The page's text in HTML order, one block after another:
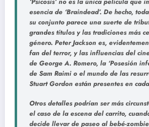
esencia de ‘Braindead’. De hecho,
su conjunto parece una suerte de
grandes títulos y las tradiciones más
género. Peter Jackson es,
fan del terror, y las influencias del
de George A. Romero, la ‘Posesión
de Sam Raimi o el mundo de las
Stuart Gordon están presentes en
Otros detalles podrían ser más
el caso de la escena del carrito,
decide llevar de paseo al bebé-